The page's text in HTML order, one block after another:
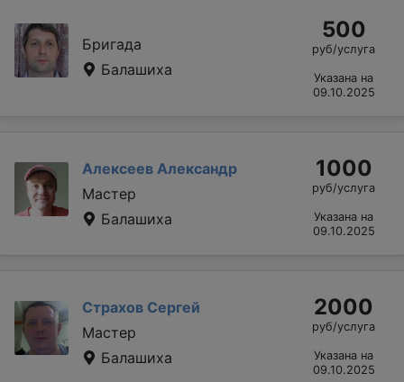
Бригада
Балашиха
500
руб/услуга
Указана на
09.10.2025
Алексеев Александр
Мастер
Балашиха
1000
руб/услуга
Указана на
09.10.2025
Страхов Сергей
Мастер
Балашиха
2000
руб/услуга
Указана на
09.10.2025